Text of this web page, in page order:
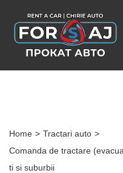
Home > Tractari auto >
Comanda de tractare
ti si suburbii